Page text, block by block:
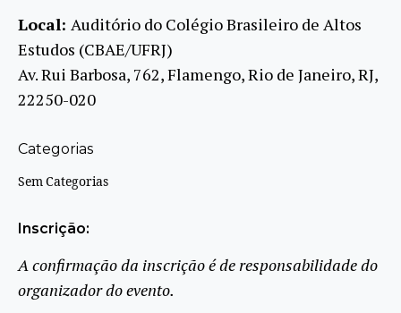
Local: Auditório do Colégio Brasileiro de Altos
Estudos (CBAE/UFRJ)
Av. Rui Barbosa, 762, Flamengo, Rio de Janeiro, RJ,
22250-020
Categorias
Sem Categorias
Inscrição:
A confirmação da inscrição é de responsabilidade do
organizador do evento.